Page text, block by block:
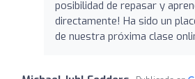
posibilidad de repasar y
directamente! Ha sido un
de nuestra próxima clase